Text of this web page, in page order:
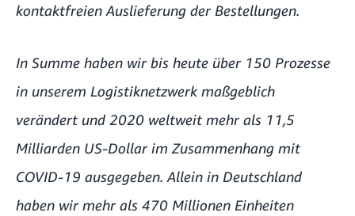
kontaktfreien Auslieferung der Bestellungen.
In Summe haben wir bis heute über 150 Prozesse
in unserem Logistiknetzwerk maßgeblich
verändert und 2020 weltweit mehr als 11,5
Milliarden US-Dollar im Zusammenhang mit
COVID-19 ausgegeben. Allein in Deutschland
haben wir mehr als 470 Millionen Einheiten